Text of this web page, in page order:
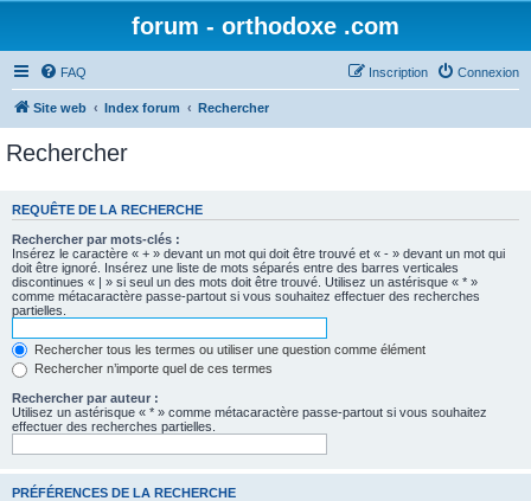
forum - orthodoxe .com
FAQ Connexion
Inscription
Site web Index forum Rechercher
Rechercher
REQUÊTE DE LA RECHERCHE
Rechercher par mots-clés :
Insérez le caractère « + » devant un mot qui doit être trouvé et « - » devant un mot qui
doit être ignoré. Insérez une liste de mots séparés entre des barres verticales
discontinues « | » si seul un des mots doit être trouvé. Utilisez un astérisque « * »
comme métacaractère passe-partout si vous souhaitez effectuer des recherches
partielles.
Rechercher tous les termes ou utiliser une question comme élément
Rechercher n’importe quel de ces termes
Rechercher par auteur :
Utilisez un astérisque « * » comme métacaractère passe-partout si vous souhaitez
effectuer des recherches partielles.
PRÉFÉRENCES DE LA RECHERCHE